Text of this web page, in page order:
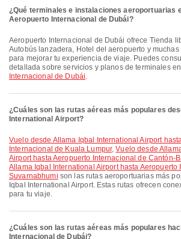
¿Qué terminales e instalaciones aeroportuarias
Aeropuerto Internacional de Dubái?
Aeropuerto Internacional de Dubái ofrece Tienda libre de impuestos,
Autobús lanzadera, Hotel del aeropuerto y
para mejorar tu experiencia de viaje. Puedes
detallada sobre servicios y planos de terminales
Internacional de Dubái.
¿Cuáles son las rutas aéreas más populares
International Airport?
Vuelo desde Allama Iqbal International Airport hasta Aeropuerto
Internacional de Kuala Lumpur,Vuelo desde
Airport hasta Aeropuerto Internacional de Cantón-
Allama Iqbal International Airport hasta Aeropuerto
Suvarnabhumi son las rutas aeroportuarias más
Iqbal International Airport. Estas rutas ofrecen
para tu viaje.
¿Cuáles son las rutas aéreas más populares
Internacional de Dubái?